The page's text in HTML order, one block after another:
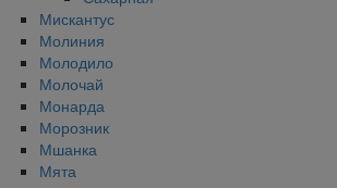
Мискантус
Молиния
Молодило
Молочай
Монарда
Морозник
Мшанка
Мята